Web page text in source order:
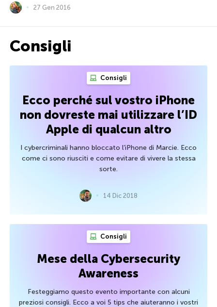
27 Gen 2016
Consigli
Consigli
Ecco perché sul vostro iPhone
non dovreste mai utilizzare l’ID
Apple di qualcun altro
I cybercriminali hanno bloccato l’iPhone di Marcie. Ecco
come ci sono riusciti e come evitare di vivere la stessa
sorte.
14 Dic 2018
Consigli
Mese della Cybersecurity
Awareness
Festeggiamo questo evento importante con alcuni
preziosi consigli. Ecco a voi 5 tips che aiuteranno i vostri